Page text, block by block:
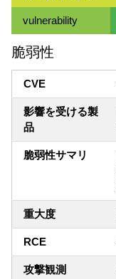
vulnerability
脆弱性
CVE
影響を受ける製
品
脆弱性サマリ
重大度
RCE
攻撃観測